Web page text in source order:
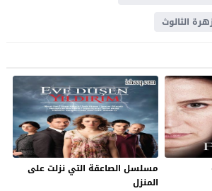
الثالوث
مسلسل الصاعقة التي نزلت على
المنزل